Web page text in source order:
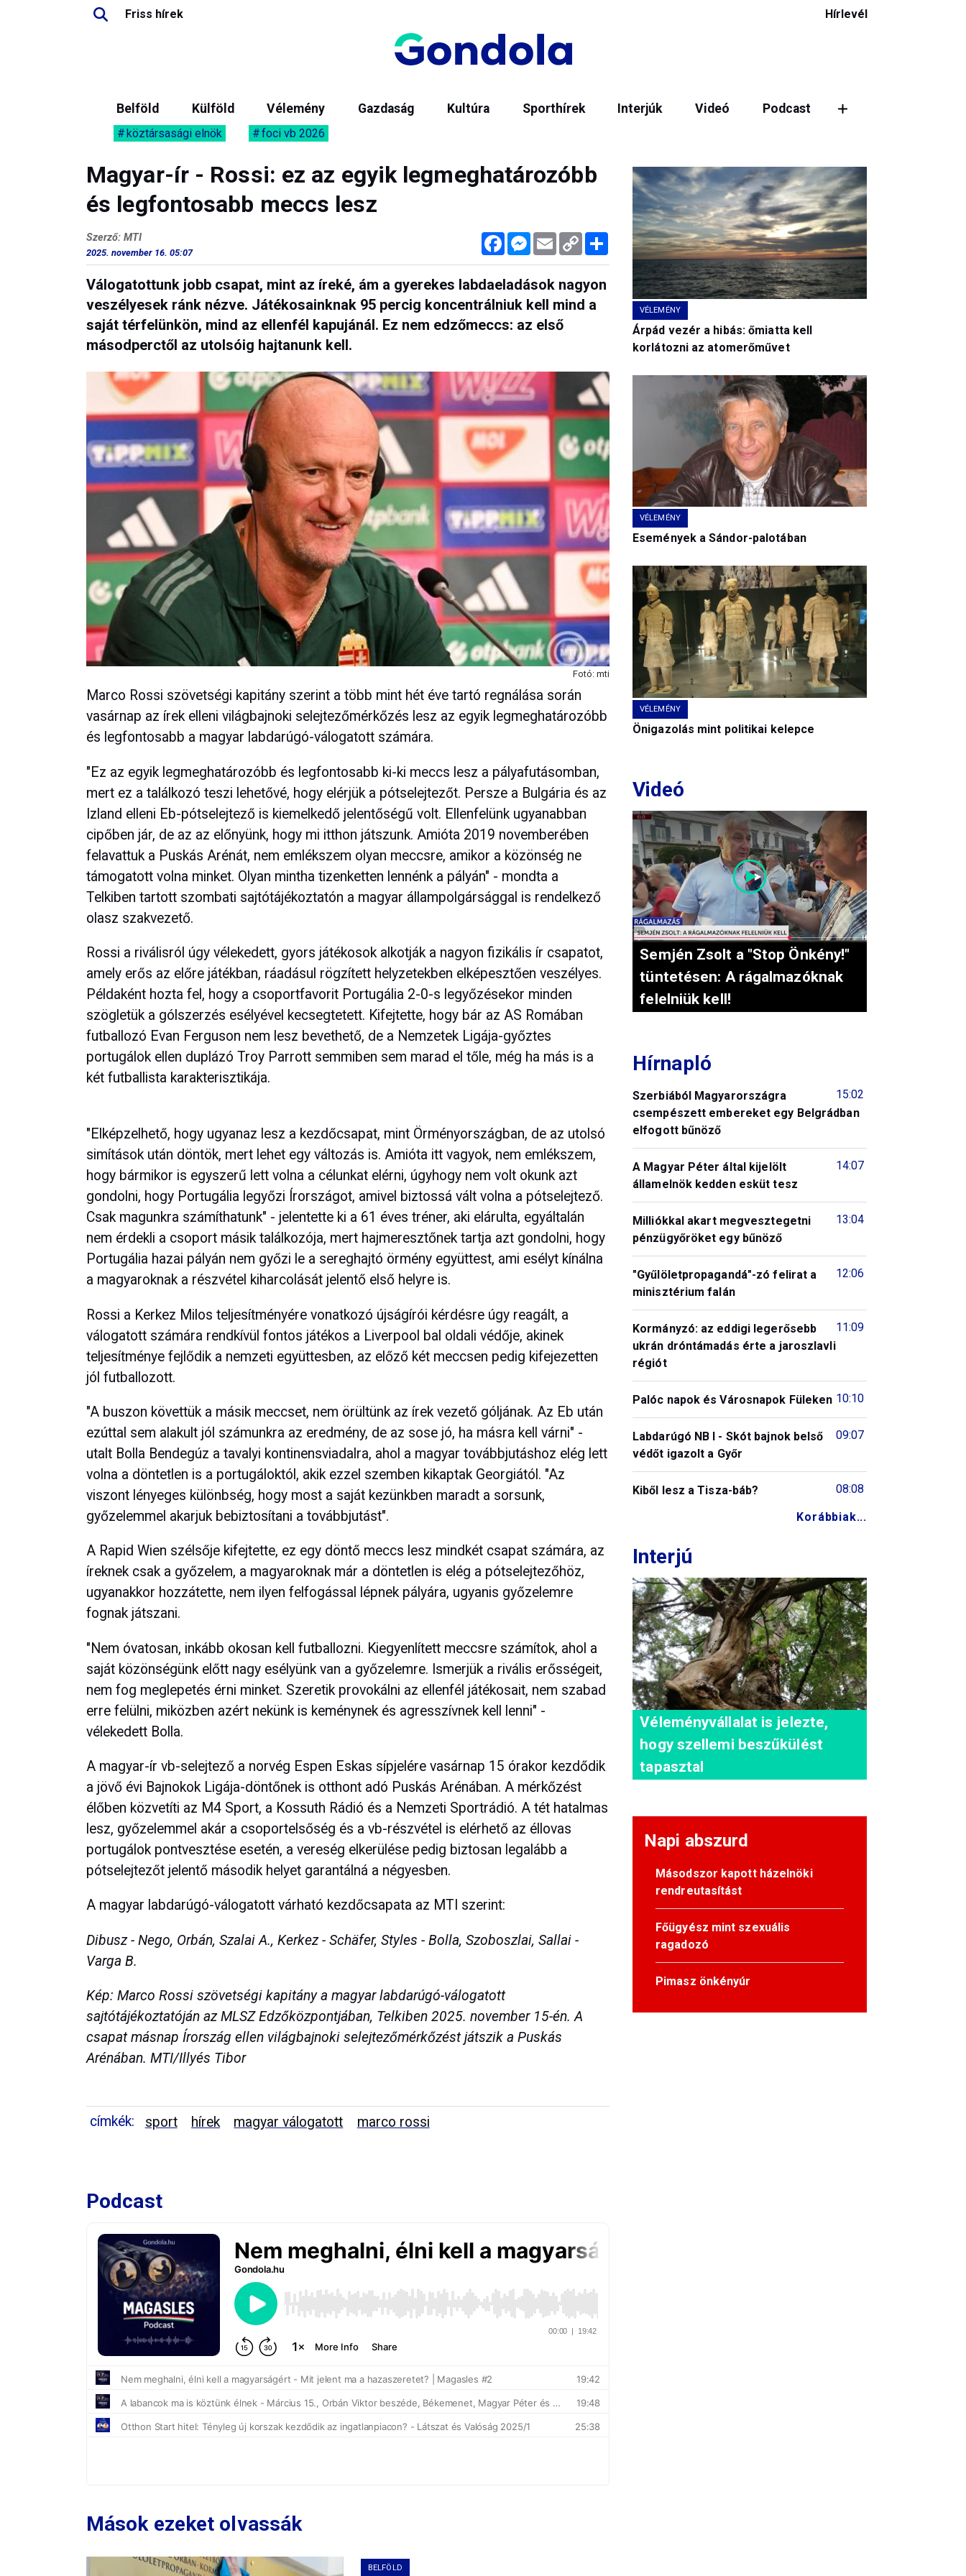
Friss hírek Hírlevél
Belföld Külföld Vélemény Gazdaság Kultúra Sporthírek Interjúk Videó Podcast
köztársasági elnök foci vb 2026
Magyar-ír - Rossi: ez az egyik legmeghatározóbb
és legfontosabb meccs lesz
FacebookMessenger
Email Copy
Link
Megosztás
Szerző: MTI
2025. november 16. 05:07
Válogatottunk jobb csapat, mint az íreké, ám a gyerekes labdaeladások nagyon
veszélyesek ránk nézve. Játékosainknak 95 percig koncentrálniuk kell mind a
saját térfelünkön, mind az ellenfél kapujánál. Ez nem edzőmeccs: az első
másodperctől az utolsóig hajtanunk kell.
Fotó: mti
Marco Rossi szövetségi kapitány szerint a több mint hét éve tartó regnálása során
vasárnap az írek elleni világbajnoki selejtezőmérkőzés lesz az egyik legmeghatározóbb
és legfontosabb a magyar labdarúgó-válogatott számára.
"Ez az egyik legmeghatározóbb és legfontosabb ki-ki meccs lesz a pályafutásomban,
mert ez a találkozó teszi lehetővé, hogy elérjük a pótselejtezőt. Persze a Bulgária és az
Izland elleni Eb-pótselejtező is kiemelkedő jelentőségű volt. Ellenfelünk ugyanabban
cipőben jár, de az az előnyünk, hogy mi itthon játszunk. Amióta 2019 novemberében
felavattuk a Puskás Arénát, nem emlékszem olyan meccsre, amikor a közönség ne
támogatott volna minket. Olyan mintha tizenketten lennénk a pályán" - mondta a
Telkiben tartott szombati sajtótájékoztatón a magyar állampolgársággal is rendelkező
olasz szakvezető.
Rossi a riválisról úgy vélekedett, gyors játékosok alkotják a nagyon fizikális ír csapatot,
amely erős az előre játékban, ráadásul rögzített helyzetekben elképesztően veszélyes.
Példaként hozta fel, hogy a csoportfavorit Portugália 2-0-s legyőzésekor minden
szögletük a gólszerzés esélyével kecsegtetett. Kifejtette, hogy bár az AS Romában
futballozó Evan Ferguson nem lesz bevethető, de a Nemzetek Ligája-győztes
portugálok ellen duplázó Troy Parrott semmiben sem marad el tőle, még ha más is a
két futballista karakterisztikája.
"Elképzelhető, hogy ugyanaz lesz a kezdőcsapat, mint Örményországban, de az utolsó
simítások után döntök, mert lehet egy változás is. Amióta itt vagyok, nem emlékszem,
hogy bármikor is egyszerű lett volna a célunkat elérni, úgyhogy nem volt okunk azt
gondolni, hogy Portugália legyőzi Írországot, amivel biztossá vált volna a pótselejtező.
Csak magunkra számíthatunk" - jelentette ki a 61 éves tréner, aki elárulta, egyáltalán
nem érdekli a csoport másik találkozója, mert hajmeresztőnek tartja azt gondolni, hogy
Portugália hazai pályán nem győzi le a sereghajtó örmény együttest, ami esélyt kínálna
a magyaroknak a részvétel kiharcolását jelentő első helyre is.
Rossi a Kerkez Milos teljesítményére vonatkozó újságírói kérdésre úgy reagált, a
válogatott számára rendkívül fontos játékos a Liverpool bal oldali védője, akinek
teljesítménye fejlődik a nemzeti együttesben, az előző két meccsen pedig kifejezetten
jól futballozott.
"A buszon követtük a másik meccset, nem örültünk az írek vezető góljának. Az Eb után
ezúttal sem alakult jól számunkra az eredmény, de az sose jó, ha másra kell várni" -
utalt Bolla Bendegúz a tavalyi kontinensviadalra, ahol a magyar továbbjutáshoz elég lett
volna a döntetlen is a portugáloktól, akik ezzel szemben kikaptak Georgiától. "Az
viszont lényeges különbség, hogy most a saját kezünkben maradt a sorsunk,
győzelemmel akarjuk bebiztosítani a továbbjutást".
A Rapid Wien szélsője kifejtette, ez egy döntő meccs lesz mindkét csapat számára, az
íreknek csak a győzelem, a magyaroknak már a döntetlen is elég a pótselejtezőhöz,
ugyanakkor hozzátette, nem ilyen felfogással lépnek pályára, ugyanis győzelemre
fognak játszani.
"Nem óvatosan, inkább okosan kell futballozni. Kiegyenlített meccsre számítok, ahol a
saját közönségünk előtt nagy esélyünk van a győzelemre. Ismerjük a rivális erősségeit,
nem fog meglepetés érni minket. Szeretik provokálni az ellenfél játékosait, nem szabad
erre felülni, miközben azért nekünk is keménynek és agresszívnek kell lenni" -
vélekedett Bolla.
A magyar-ír vb-selejtező a norvég Espen Eskas sípjelére vasárnap 15 órakor kezdődik
a jövő évi Bajnokok Ligája-döntőnek is otthont adó Puskás Arénában. A mérkőzést
élőben közvetíti az M4 Sport, a Kossuth Rádió és a Nemzeti Sportrádió. A tét hatalmas
lesz, győzelemmel akár a csoportelsőség és a vb-részvétel is elérhető az éllovas
portugálok pontvesztése esetén, a vereség elkerülése pedig biztosan legalább a
pótselejtezőt jelentő második helyet garantálná a négyesben.
A magyar labdarúgó-válogatott várható kezdőcsapata az MTI szerint:
Dibusz - Nego, Orbán, Szalai A., Kerkez - Schäfer, Styles - Bolla, Szoboszlai, Sallai -
Varga B.
Kép: Marco Rossi szövetségi kapitány a magyar labdarúgó-válogatott
sajtótájékoztatóján az MLSZ Edzőközpontjában, Telkiben 2025. november 15-én. A
csapat másnap Írország ellen világbajnoki selejtezőmérkőzést játszik a Puskás
Arénában. MTI/Illyés Tibor
címkék: sport hírek magyar válogatott marco rossi
Podcast
Mások ezeket olvassák
BELFÖLD
VÉLEMÉNY
Árpád vezér a hibás: őmiatta kell
korlátozni az atomerőművet
VÉLEMÉNY
Események a Sándor-palotában
VÉLEMÉNY
Önigazolás mint politikai kelepce
Videó
Semjén Zsolt a "Stop Önkény!"
tüntetésen: A rágalmazóknak
felelniük kell!
Hírnapló
15:02
Szerbiából Magyarországra
csempészett embereket egy Belgrádban
elfogott bűnöző
14:07
A Magyar Péter által kijelölt
államelnök kedden esküt tesz
13:04
Milliókkal akart megvesztegetni
pénzügyőröket egy bűnöző
12:06
"Gyűlöletpropagandá"-zó felirat a
minisztérium falán
11:09
Kormányzó: az eddigi legerősebb
ukrán dróntámadás érte a jaroszlavli
régiót
10:10
Palóc napok és Városnapok Füleken
09:07
Labdarúgó NB I - Skót bajnok belső
védőt igazolt a Győr
08:08
Kiből lesz a Tisza-báb?
Korábbiak...
Interjú
Véleményvállalat is jelezte,
hogy szellemi beszűkülést
tapasztal
Napi abszurd
Másodszor kapott házelnöki
rendreutasítást
Főügyész mint szexuális
ragadozó
Pimasz önkényúr